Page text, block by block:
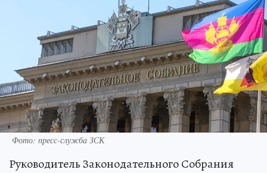
Фото: пресс-служба ЗСК